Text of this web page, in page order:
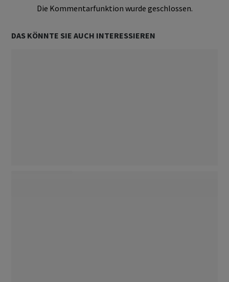
Die Kommentarfunktion wurde geschlossen.
DAS KÖNNTE SIE AUCH INTERESSIEREN